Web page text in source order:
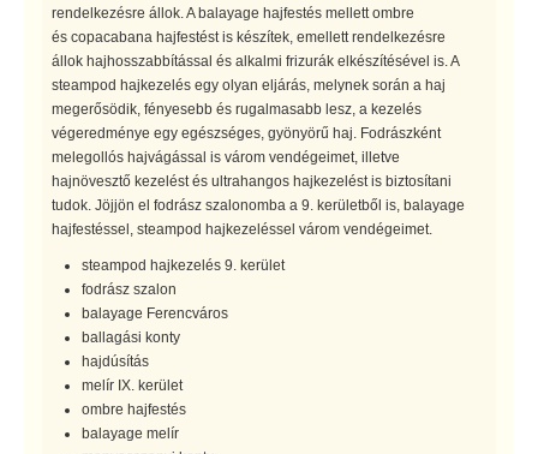
rendelkezésre állok. A balayage hajfestés mellett ombre
és copacabana hajfestést is készítek, emellett rendelkezésre
állok hajhosszabbítással és alkalmi frizurák elkészítésével is. A
steampod hajkezelés egy olyan eljárás, melynek során a haj
megerősödik, fényesebb és rugalmasabb lesz, a kezelés
végeredménye egy egészséges, gyönyörű haj. Fodrászként
melegollós hajvágással is várom vendégeimet, illetve
hajnövesztő kezelést és ultrahangos hajkezelést is biztosítani
tudok. Jöjjön el fodrász szalonomba a 9. kerületből is, balayage
hajfestéssel, steampod hajkezeléssel várom vendégeimet.
steampod hajkezelés 9. kerület
fodrász szalon
balayage Ferencváros
ballagási konty
hajdúsítás
melír IX. kerület
ombre hajfestés
balayage melír